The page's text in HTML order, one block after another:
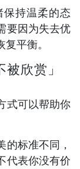
持温柔的态
要因为失去优
平衡。
欣赏」
式可以帮助你
标准不同，
代表你没有价